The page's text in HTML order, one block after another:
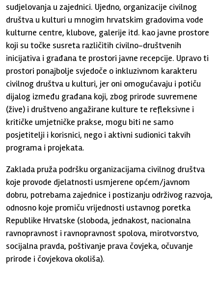
sudjelovanja u zajednici. Ujedno, organizacije civilnog
društva u kulturi u mnogim hrvatskim gradovima vode
kulturne centre, klubove, galerije itd. kao javne prostore
koji su točke susreta različitih civilno-društvenih
inicijativa i građana te prostori javne recepcije. Upravo ti
prostori ponajbolje svjedoče o inkluzivnom karakteru
civilnog društva u kulturi, jer oni omogućavaju i potiču
dijalog između građana koji, zbog prirode suvremene
(žive) i društveno angažirane kulture te refleksivne i
kritičke umjetničke prakse, mogu biti ne samo
posjetitelji i korisnici, nego i aktivni sudionici takvih
programa i projekata.
Zaklada pruža podršku organizacijama civilnog društva
koje provode djelatnosti usmjerene općem/javnom
dobru, potrebama zajednice i postizanju održivog razvoja,
odnosno koje promiču vrijednosti ustavnog poretka
Republike Hrvatske (sloboda, jednakost, nacionalna
ravnopravnost i ravnopravnost spolova, mirotvorstvo,
socijalna pravda, poštivanje prava čovjeka, očuvanje
prirode i čovjekova okoliša).